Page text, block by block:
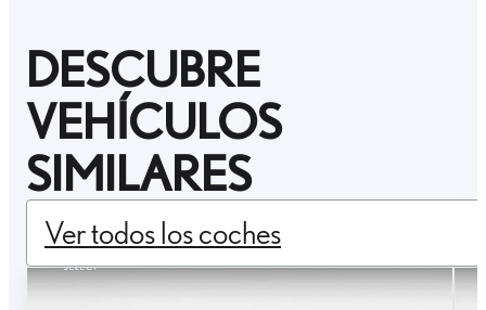
DESCUBRE
VEHÍCULOS
SIMILARES
Ver todos los coches